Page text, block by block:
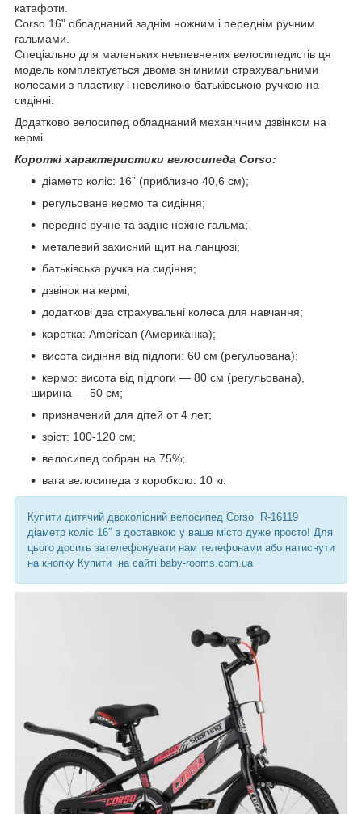
катафоти.
Corso 16" обладнаний заднім ножним і переднім ручним
гальмами.
Спеціально для маленьких невпевнених велосипедистів ця
модель комплектується двома знімними страхувальними
колесами з пластику і невеликою батьківською ручкою на
сидінні.
Додатково велосипед обладнаний механічним дзвінком на
кермі.
Короткі характеристики велосипеда Corso:
діаметр коліс: 16” (приблизно 40,6 см);
регульоване кермо та сидіння;
переднє ручне та заднє ножне гальма;
металевий захисний щит на ланцюзі;
батьківська ручка на сидіння;
дзвінок на кермі;
додаткові два страхувальні колеса для навчання;
каретка: American (Американка);
висота сидіння від підлоги: 60 см (регульована);
кермо: висота від підлоги — 80 см (регульована),
ширина — 50 см;
призначений для дітей от 4 лет;
зріст: 100-120 см;
велосипед собран на 75%;
вага велосипеда з коробкою: 10 кг.
Купити дитячий двоколісний велосипед Corso R-16119
діаметр коліс 16" з доставкою у ваше місто дуже просто! Для
цього досить зателефонувати нам телефонами або натиснути
на кнопку Купити на сайті baby-rooms.com.ua